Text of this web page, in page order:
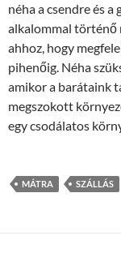
néha a csendre és
alkalommal történő
ahhoz, hogy
pihenőig. Néha
amikor a barátaink
megszokott
egy csodálatos
MÁTRA SZÁLLÁS